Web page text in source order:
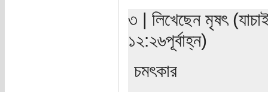
৩ | লিখেছেন মৃষৎ
১২:২৬পূর্বাহ্ন)
চমৎকার